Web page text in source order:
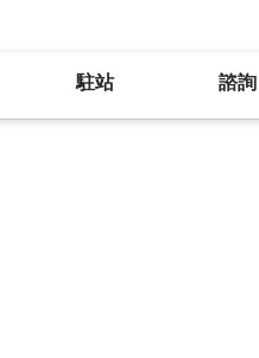
駐站 諮詢